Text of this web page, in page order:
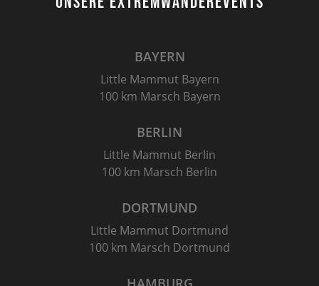
BAYERN
Little Mammut Bayern
100 km Marsch Bayern
BERLIN
Little Mammut Berlin
100 km Marsch Berlin
DORTMUND
Little Mammut Dortmund
100 km Marsch Dortmund